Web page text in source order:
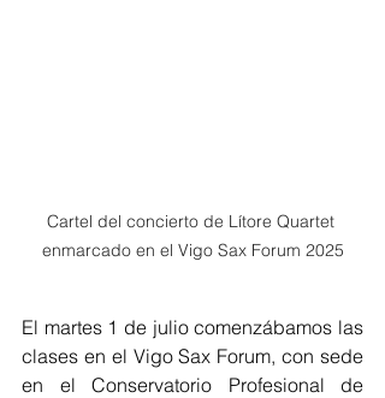
Cartel del concierto de Lítore Quartet
enmarcado en el Vigo Sax Forum 2025
El martes 1 de julio comenzábamos las
clases en el Vigo Sax Forum, con sede
en el Conservatorio Profesional de